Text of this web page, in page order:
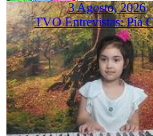
3 Agosto, 2026
TVO Entrevistas: Pía